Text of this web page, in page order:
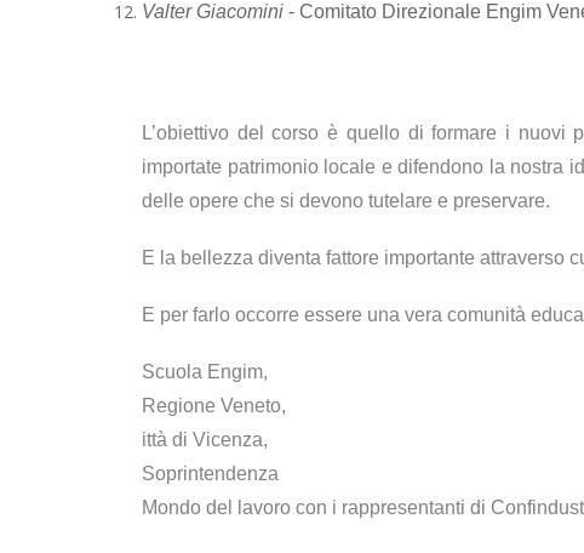
Valter Giacomini - Comitato Direzionale Engim
L’obiettivo del corso è quello di formare i
importate patrimonio locale e difendono la nostra
delle opere che si devono tutelare e preservare.
E la bellezza diventa fattore importante attraverso
E per farlo occorre essere una vera comunità
Scuola Engim,
Regione Veneto,
ittà di Vicenza,
Soprintendenza
Mondo del lavoro con i rappresentanti di